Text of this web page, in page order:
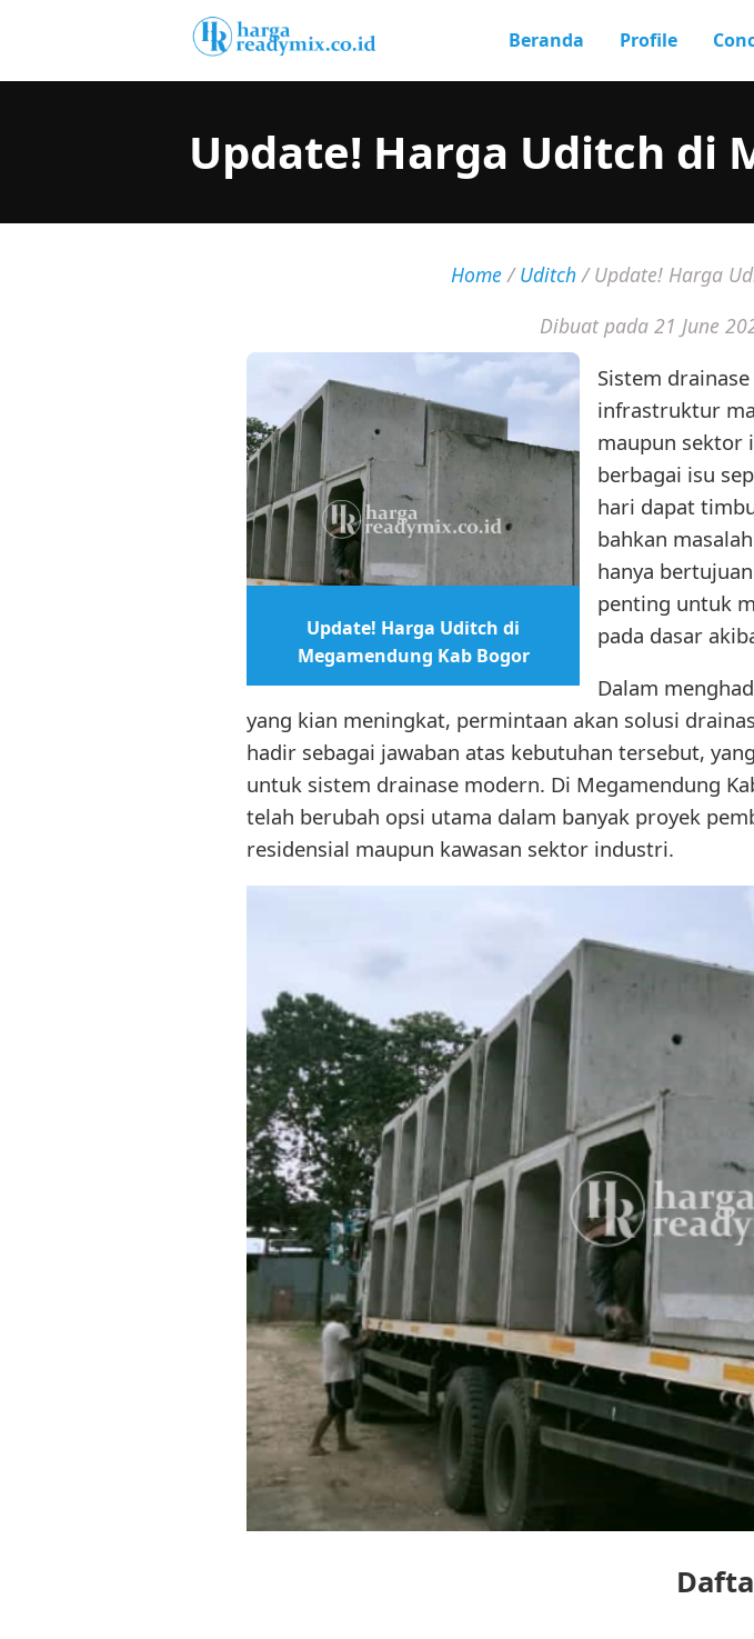
Beranda Profile
Update! Harga Uditch di
Home/Uditch/Update! Harga
Dibuat pada 21 June
Update! Harga Uditch di
Megamendung Kab Bogor
Sistem
infrastruktur
maupun sektor
berbagai isu
hari dapat
bahkan
hanya
penting untuk
pada dasar
Dalam
yang kian meningkat, permintaan akan solusi
hadir sebagai jawaban atas kebutuhan tersebut,
untuk sistem drainase modern. Di Megamendung
telah berubah opsi utama dalam banyak proyek
residensial maupun kawasan sektor industri.